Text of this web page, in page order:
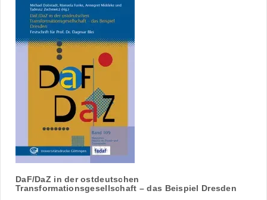
DaF/DaZ in der ostdeutschen
Transformationsgesellschaft – das Beispiel Dresden